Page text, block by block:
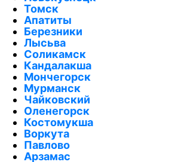
Томск
Апатиты
Березники
Лысьва
Соликамск
Кандалакша
Мончегорск
Мурманск
Чайковский
Оленегорск
Костомукша
Воркута
Павлово
Арзамас